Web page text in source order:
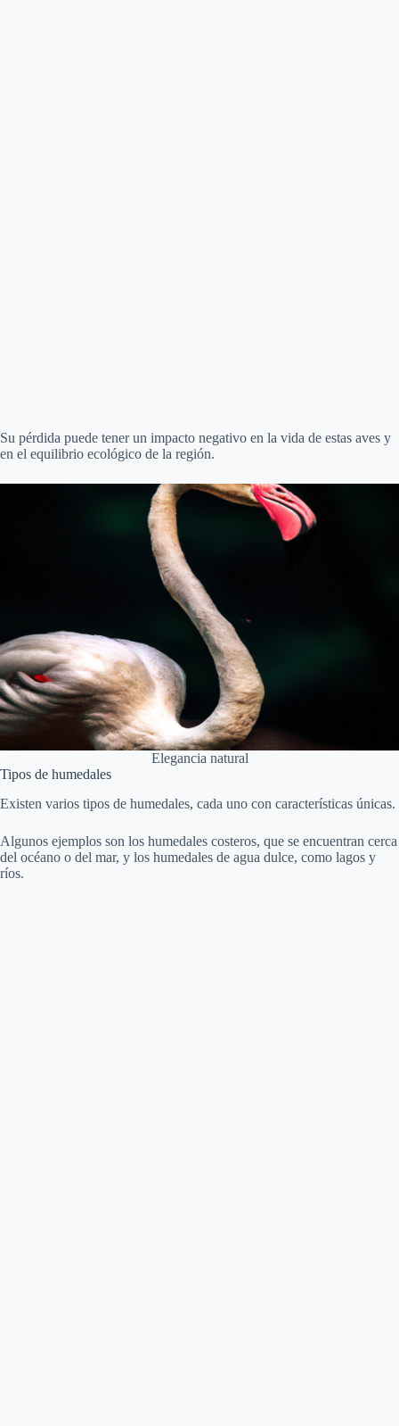
Su pérdida puede tener un impacto negativo en la vida de estas aves y
en el equilibrio ecológico de la región.
Elegancia natural
Tipos de humedales
Existen varios tipos de humedales, cada uno con características únicas.
Algunos ejemplos son los humedales costeros, que se encuentran cerca
del océano o del mar, y los humedales de agua dulce, como lagos y
ríos.